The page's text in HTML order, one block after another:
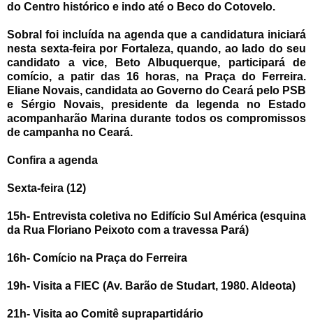
do Centro histórico e indo até o Beco do Cotovelo.
Sobral foi incluída na agenda que a candidatura iniciará
nesta sexta-feira por Fortaleza, quando, ao lado do seu
candidato a vice, Beto Albuquerque, participará de
comício, a patir das 16 horas, na Praça do Ferreira.
Eliane Novais, candidata ao Governo do Ceará pelo PSB
e Sérgio Novais, presidente da legenda no Estado
acompanharão Marina durante todos os compromissos
de campanha no Ceará.
Confira a agenda
Sexta-feira (12)
15h- Entrevista coletiva no Edifício Sul América (esquina
da Rua Floriano Peixoto com a travessa Pará)
16h- Comício na Praça do Ferreira
19h- Visita a FIEC (Av. Barão de Studart, 1980. Aldeota)
21h- Visita ao Comitê suprapartidário